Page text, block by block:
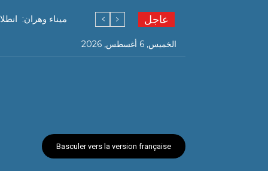
عاجل ميناء وهران:
الخميس, 6 أغسطس, 2026
Basculer vers la version française